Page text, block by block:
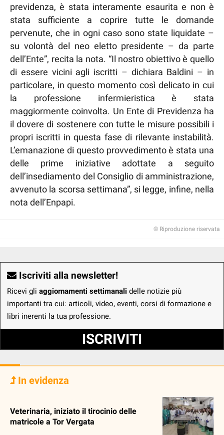
previdenza, è stata interamente esaurita e non è
stata sufficiente a coprire tutte le domande
pervenute, che in ogni caso sono state liquidate –
su volontà del neo eletto presidente – da parte
dell’Ente”, recita la nota. “Il nostro obiettivo è quello
di essere vicini agli iscritti – dichiara Baldini – in
particolare, in questo momento così delicato in cui
la professione infermieristica è stata
maggiormente coinvolta. Un Ente di Previdenza ha
il dovere di sostenere con tutte le misure possibili i
propri iscritti in questa fase di rilevante instabilità.
L’emanazione di questo provvedimento è stata una
delle prime iniziative adottate a seguito
dell’insediamento del Consiglio di amministrazione,
avvenuto la scorsa settimana”, si legge, infine, nella
nota dell’Enpapi.
© Riproduzione riservata
Iscriviti alla newsletter!
Ricevi gli aggiornamenti settimanali delle notizie più
importanti tra cui: articoli, video, eventi, corsi di formazione e
libri inerenti la tua professione.
ISCRIVITI
In evidenza
Veterinaria, iniziato il tirocinio delle
matricole a Tor Vergata